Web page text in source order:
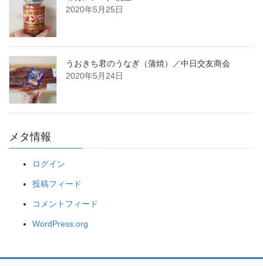
2020年5月25日
うおきち君のうなぎ（蒲焼）／中日交友商会
2020年5月24日
メタ情報
ログイン
投稿フィード
コメントフィード
WordPress.org